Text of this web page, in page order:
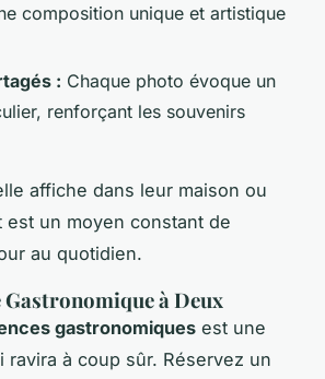
composition unique et artistique
: Chaque photo évoque un
renforçant les souvenirs
affiche dans leur maison ou
est un moyen constant de
au quotidien.
Gastronomique à Deux
gastronomiques est une
ravira à coup sûr. Réservez un